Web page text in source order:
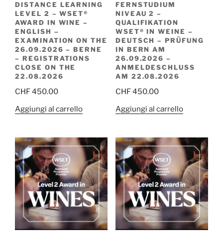
DISTANCE LEARNING
LEVEL 2 – WSET®
AWARD IN WINE –
ENGLISH –
EXAMINATION ON THE
26.09.2026 – BERNE
– REGISTRATIONS
CLOSE ON THE
22.08.2026
CHF450.00
Aggiungi al carrello
FERNSTUDIUM
NIVEAU 2 –
QUALIFIKATION
WSET® IN WEINE –
DEUTSCH – PRÜFUNG
IN BERN AM
26.09.2026 –
ANMELDESCHLUSS
AM 22.08.2026
CHF450.00
Aggiungi al carrello